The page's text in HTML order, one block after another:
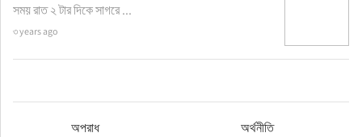
সময় রাত ২ টার দিকে সাগরে ...
৩ years ago
অপরাধ
অর্থনীতি